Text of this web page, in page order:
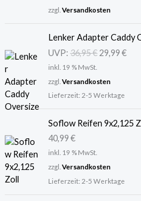
zzgl. Versandkosten
Lenker Adapter Caddy
UVP: 36,95€
r
s
r
ü
h
e
29,99€
k
t
e
inkl. 19 % MwSt.
zzgl. Versandkosten
Lieferzeit: 2-5 Werktage
Soflow Reifen 9x2,125
40,99€
inkl. 19 % MwSt.
zzgl. Versandkosten
Lieferzeit: 2-5 Werktage